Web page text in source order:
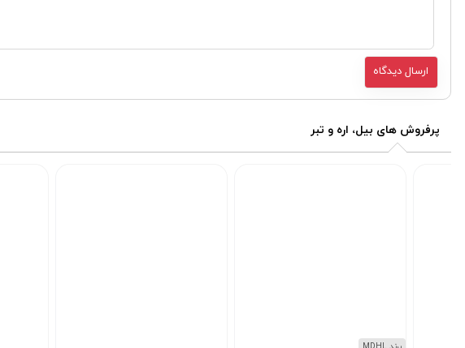
پرفروش های بیل، اره و تبر